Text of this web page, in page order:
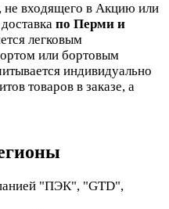
не входящего в Акцию или
по Перми и
легковым
или бортовым
индивидуально
товаров в заказе, а
"ПЭК", "GTD",